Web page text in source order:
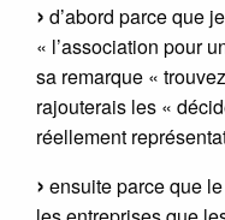
d’abord parce que
« l’association pour
sa remarque «
rajouterais les «
réellement
ensuite parce que